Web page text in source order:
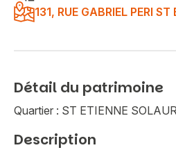
131, RUE GABRIEL PERI ST
Détail du patrimoine
Quartier : ST ETIENNE
Description